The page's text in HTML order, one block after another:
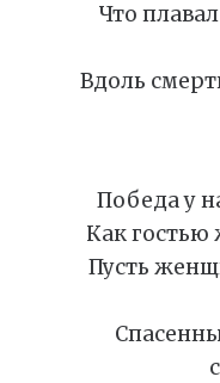
Что
Вдоль
Победа у
Как гостью
Пусть